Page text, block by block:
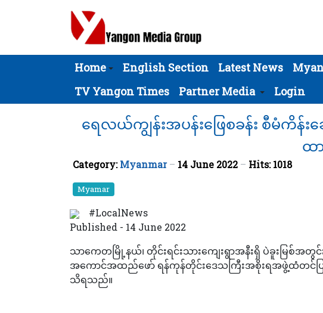
Home English Section Latest News
TV Yangon Times
Partner Media Login
ရေလယ်ကျွန်းအပန်းဖြေစခန်း စီမံကိ
ထ
Category:Myanmar 14 June 2022 Hits: 1018
Myamar
#LocalNews
Published - 14 June 2022
သာကေတမြို့နယ်၊ တိုင်းရင်းသားကျေးရွာအနီးရှိ ပဲခူးမြစ်အတွင်
အကောင်အထည်ဖော် ရန်ကုန်တိုင်းဒေသကြီးအစိုးရအဖွဲ့ထံတင်ပြထာ
သိရသည်။